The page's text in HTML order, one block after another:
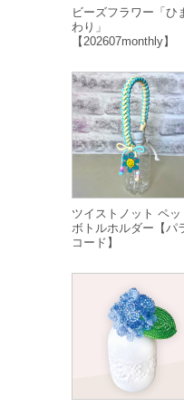
ビーズフラワー「ひ
わり」
【202607monthly】
ツイストノット ペッ
ボトルホルダー【パ
コード】